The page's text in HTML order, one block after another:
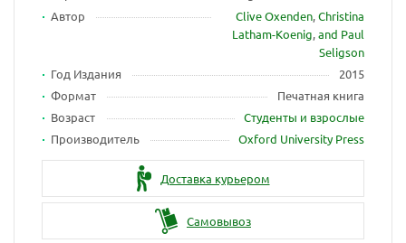
Автор
Clive Oxenden,Christina
Latham-Koenig,and Paul
Seligson
Год Издания
2015
Формат
Печатная книга
Возраст
Студенты и взрослые
Производитель
Oxford University Press
Доставка курьером
Самовывоз